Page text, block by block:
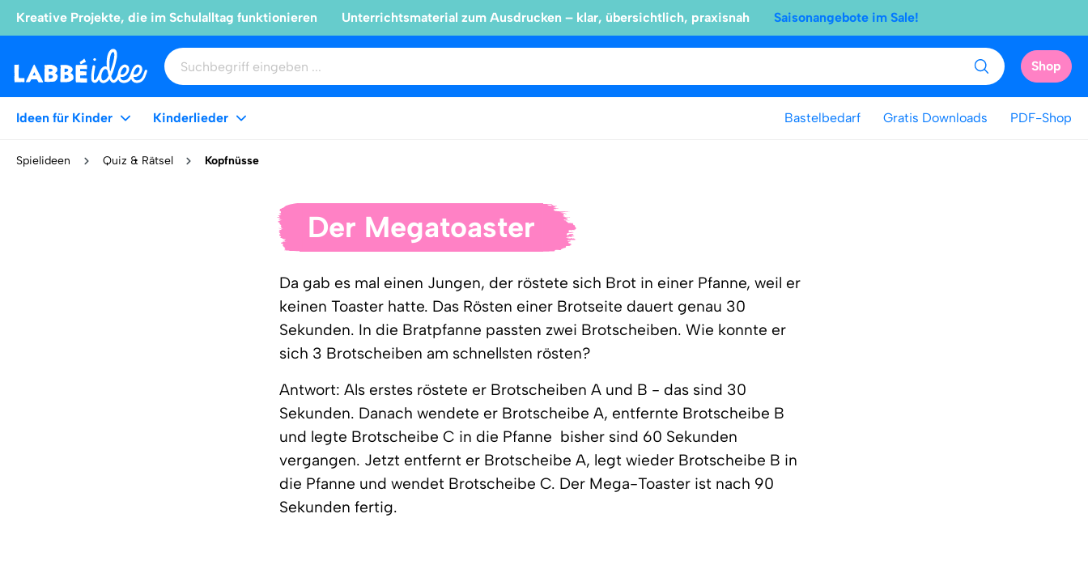
Kreative Projekte, die im Schulalltag funktionieren Unterrichtsmaterial zum Ausdrucken – klar, übersichtlich, praxisnah Saisonangebote im Sale!
Shop
Ideen für Kinder Kinderlieder Bastelbedarf Gratis Downloads PDF-Shop
Spielideen Quiz & Rätsel Kopfnüsse
Der Megatoaster
Da gab es mal einen Jungen, der röstete sich Brot in einer Pfanne, weil er
keinen Toaster hatte. Das Rösten einer Brotseite dauert genau 30
Sekunden. In die Bratpfanne passten zwei Brotscheiben. Wie konnte er
sich 3 Brotscheiben am schnellsten rösten?
Antwort: Als erstes röstete er Brotscheiben A und B - das sind 30
Sekunden. Danach wendete er Brotscheibe A, entfernte Brotscheibe B
und legte Brotscheibe C in die Pfanne  bisher sind 60 Sekunden
vergangen. Jetzt entfernt er Brotscheibe A, legt wieder Brotscheibe B in
die Pfanne und wendet Brotscheibe C. Der Mega-Toaster ist nach 90
Sekunden fertig.